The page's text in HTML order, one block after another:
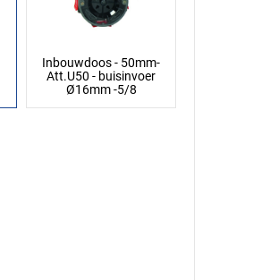
Inbouwdoos - 50mm-
Att.U50 - buisinvoer
Ø16mm -5/8